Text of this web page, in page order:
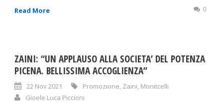
Read More 0
ZAINI: “UN APPLAUSO ALLA SOCIETA’ DEL POTENZA
PICENA. BELLISSIMA ACCOGLIENZA”
22 Nov 2021 Promozione, Zaini, Monitcelli
Gioele Luca Piccioni